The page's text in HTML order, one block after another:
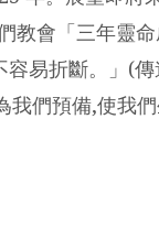
教會「三年靈
容易折斷。」
們預備,使我